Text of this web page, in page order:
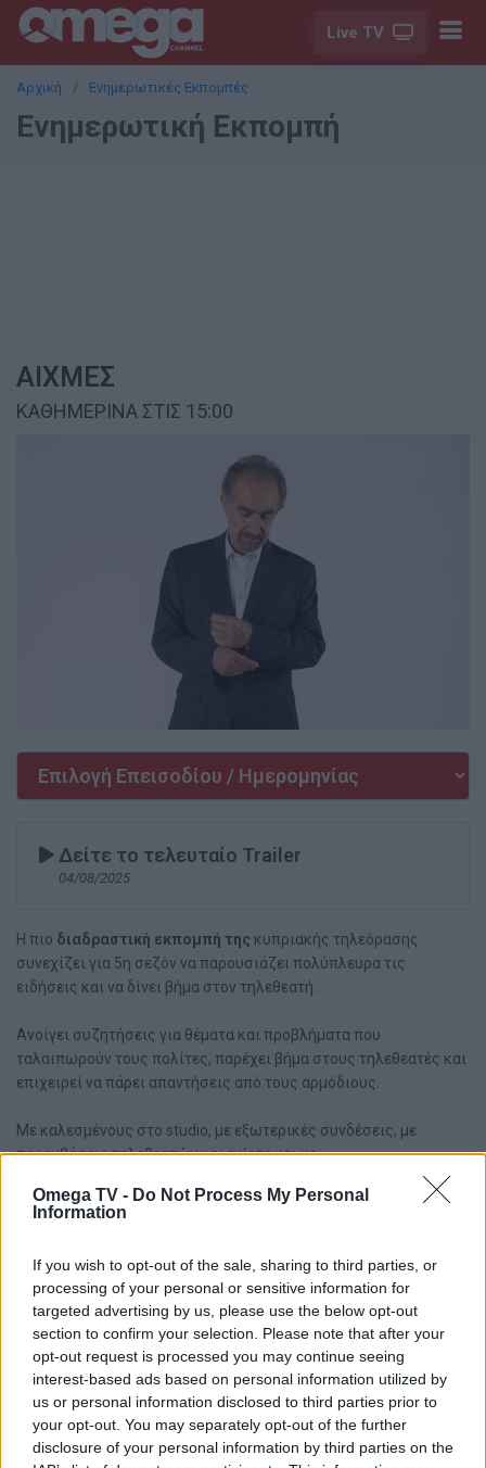
Omega TV - Do Not Process My Personal
Information
If you wish to opt-out of the sale, sharing to third parties, or
processing of your personal or sensitive information for
targeted advertising by us, please use the below opt-out
section to confirm your selection. Please note that after your
opt-out request is processed you may continue seeing
interest-based ads based on personal information utilized by
us or personal information disclosed to third parties prior to
your opt-out. You may separately opt-out of the further
disclosure of your personal information by third parties on the
Live TV
Αρχική Ενημερωτικές Εκπομπές
Ενημερωτική Εκπομπή
ΑΙΧΜΕΣ
ΚΑΘΗΜΕΡΙΝΑ ΣΤΙΣ 15:00
Δείτε το τελευταίο Trailer
04/08/2025
Η πιο διαδραστική εκπομπή της κυπριακής τηλεόρασης
συνεχίζει για 5η σεζόν να παρουσιάζει πολύπλευρα τις
ειδήσεις και να δίνει βήμα στον τηλεθεατή.
Ανοίγει συζητήσεις για θέματα και προβλήματα που
ταλαιπωρούν τους πολίτες, παρέχει βήμα στους τηλεθεατές και
επιχειρεί να πάρει απαντήσεις από τους αρμόδιους.
Με καλεσμένους στο studio, με εξωτερικές συνδέσεις, με
παρεμβάσεις τηλεθεατών και ενίοτε και με
έχουν καταξιωθεί στην
μεταμεσημβρινή ζώνη για την
ΤΕΛΕΥΤΑΙΑ ΒΙΝΤΕΟ